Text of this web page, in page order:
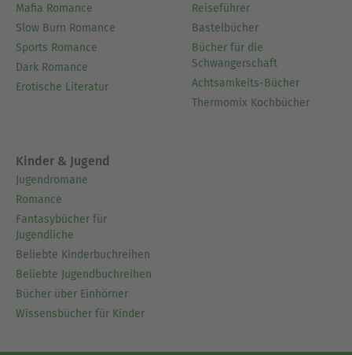
Mafia Romance
Slow Burn Romance
Sports Romance
Dark Romance
Erotische Literatur
Reiseführer
Bastelbücher
Bücher für die
Schwangerschaft
Achtsamkeits-Bücher
Thermomix Kochbücher
Kinder & Jugend
Jugendromane
Romance
Fantasybücher für
Jugendliche
Beliebte Kinderbuchreihen
Beliebte Jugendbuchreihen
Bücher über Einhörner
Wissensbücher für Kinder